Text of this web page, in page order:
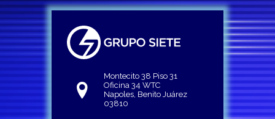
Montecito 38 Piso 31
Oficina 34 WTC
Napoles, Benito Juárez
03810